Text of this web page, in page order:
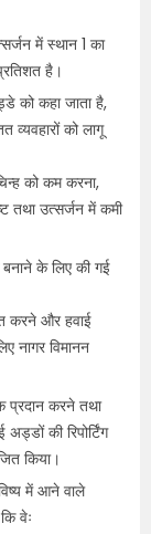
में स्थान 1 का
है।
को कहा जाता है,
को लागू
को कम करना,
तथा उत्सर्जन में कमी
बनाने के लिए की गई
करने और हवाई
नागर विमानन
प्रदान करने तथा
की रिपोर्टिंग
किया।
में आने वाले
वेः